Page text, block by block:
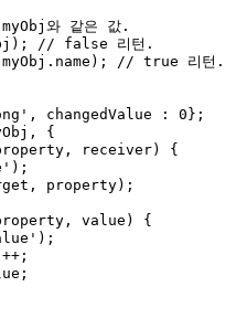
와 같은 값.
// false 리턴.
// true 리턴.
changedValue : 0};
{